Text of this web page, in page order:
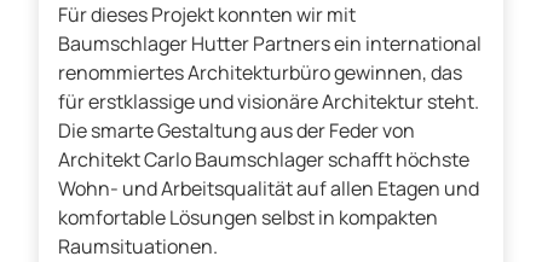
Für dieses Projekt konnten wir mit
Baumschlager Hutter Partners ein international
renommiertes Architekturbüro gewinnen, das
für erstklassige und visionäre Architektur steht.
Die smarte Gestaltung aus der Feder von
Architekt Carlo Baumschlager schafft höchste
Wohn- und Arbeitsqualität auf allen Etagen und
komfortable Lösungen selbst in kompakten
Raumsituationen.